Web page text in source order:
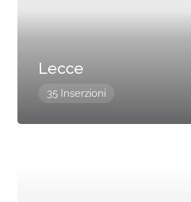
Lecce
35 Inserzioni